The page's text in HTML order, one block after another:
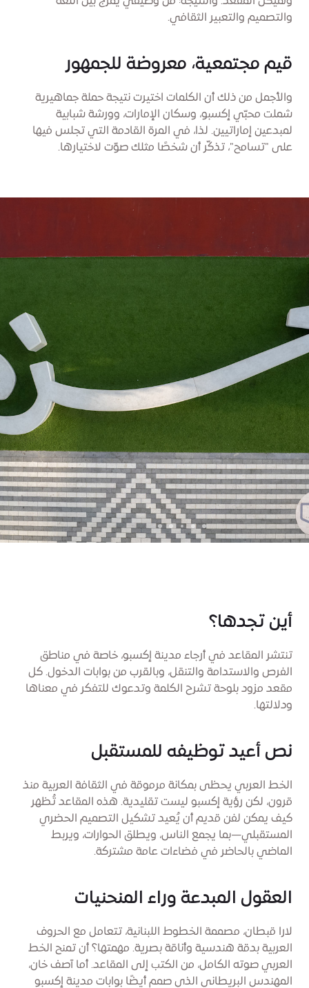
والتصميم والتعبير الثقافي.
قيم مجتمعية، معروضة للجمهور
والأجمل من ذلك أن الكلمات اختيرت نتيجة حملة جماهيرية
شملت محبّي إكسبو، وسكان الإمارات، وورشة شبابية
لمبدعين إماراتيين. لذا، في المرة القادمة التي تجلس فيها
على "تسامح"، تذكّر أن شخصًا مثلك صوّت لاختيارها.
أين تجدها؟
تنتشر المقاعد في أرجاء مدينة إكسبو، خاصة في مناطق
الفرص والاستدامة والتنقل، وبالقرب من بوابات الدخول. كل
مقعد مزود بلوحة تشرح الكلمة وتدعوك للتفكر في معناها
ودلالتها.
نص أعيد توظيفه للمستقبل
الخط العربي يحظى بمكانة مرموقة في الثقافة العربية منذ
قرون، لكن رؤية إكسبو ليست تقليدية. هذه المقاعد تُظهر
كيف يمكن لفن قديم أن يُعيد تشكيل التصميم الحضري
المستقبلي—بما يجمع الناس، ويطلق الحوارات، ويربط
الماضي بالحاضر في فضاءات عامة مشتركة.
العقول المبدعة وراء المنحنيات
لارا قبطان، مصممة الخطوط اللبنانية، تتعامل مع الحروف
العربية بدقة هندسية وأناقة بصرية. مهمتها؟ أن تمنح الخط
العربي صوته الكامل، من الكتب إلى المقاعد. أما آصف خان،
المهندس البريطاني الذي صمم أيضًا بوابات مدينة إكسبو